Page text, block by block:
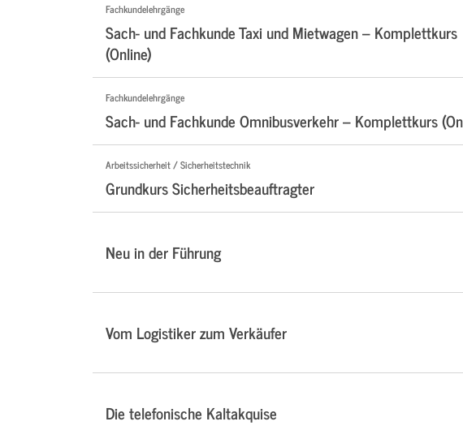
Fachkundelehrgänge
Sach- und Fachkunde Taxi und Mietwagen – Komplettkurs
(Online)
Fachkundelehrgänge
Sach- und Fachkunde Omnibusverkehr – Komplettkurs
Arbeitssicherheit / Sicherheitstechnik
Grundkurs Sicherheitsbeauftragter
Neu in der Führung
Vom Logistiker zum Verkäufer
Die telefonische Kaltakquise